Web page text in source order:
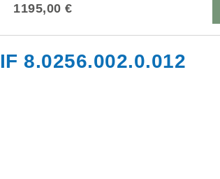
1195,00 €
8.0256.002.0.012